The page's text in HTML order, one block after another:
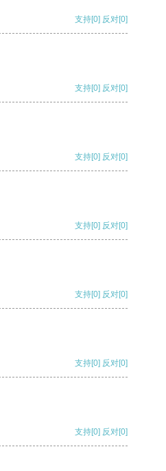
支持[0] 反对[0]
支持[0] 反对[0]
支持[0] 反对[0]
支持[0] 反对[0]
支持[0] 反对[0]
支持[0] 反对[0]
支持[0] 反对[0]